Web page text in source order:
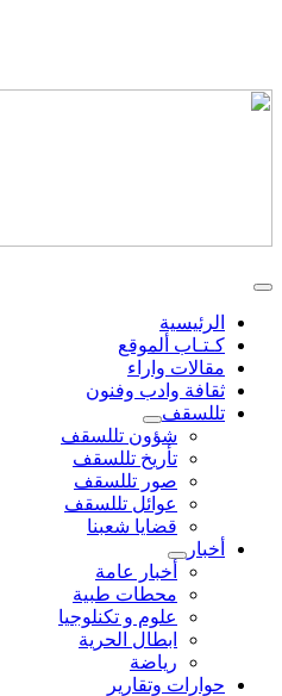
الرئيسية
كـتـاب ألموقع
مقالات واراء
ثقافة وادب وفنون
تللسقف
شؤون تللسقف
تأريخ تللسقف
صور تللسقف
عوائل تللسقف
قضايا شعبنا
أخبار
أخبار عامة
محطات طبية
علوم و تکنلوجیا
ابطال الحرية
رياضة
حوارات وتقارير